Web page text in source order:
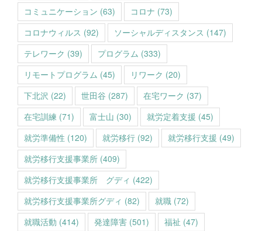
コミュニケーション (63) コロナ (73)
コロナウィルス (92) ソーシャルディスタンス (147)
テレワーク (39) プログラム (333)
リモートプログラム (45) リワーク (20)
下北沢 (22) 世田谷 (287) 在宅ワーク (37)
在宅訓練 (71) 富士山 (30) 就労定着支援 (45)
就労準備性 (120) 就労移行 (92) 就労移行支援 (49)
就労移行支援事業所 (409)
就労移行支援事業所 グディ (422)
就労移行支援事業所グディ (82) 就職 (72)
就職活動 (414) 発達障害 (501) 福祉 (47)